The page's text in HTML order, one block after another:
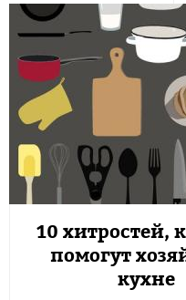
10 хитростей,
помогут
кухне